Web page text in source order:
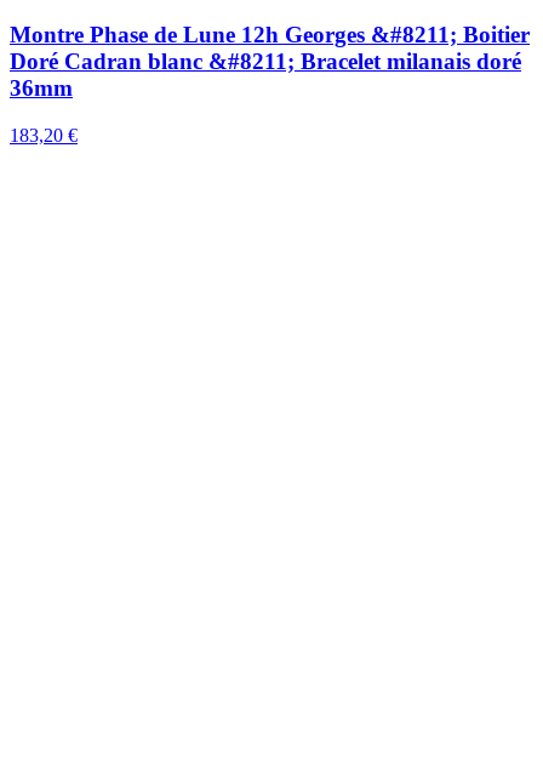
Montre Phase de Lune 12h Georges &#8211; Boitier
Doré Cadran blanc &#8211; Bracelet milanais doré
36mm
183,20 €